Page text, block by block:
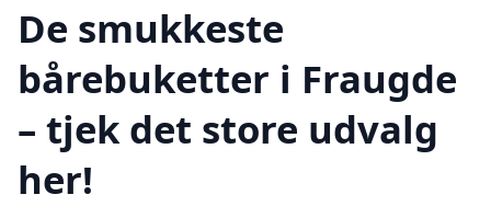
De smukkeste
bårebuketter i Fraugde
– tjek det store udvalg
her!